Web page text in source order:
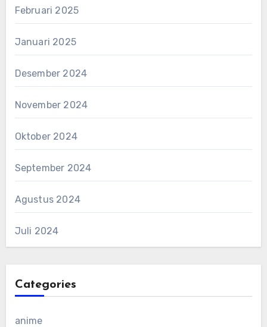
Februari 2025
Januari 2025
Desember 2024
November 2024
Oktober 2024
September 2024
Agustus 2024
Juli 2024
Categories
anime